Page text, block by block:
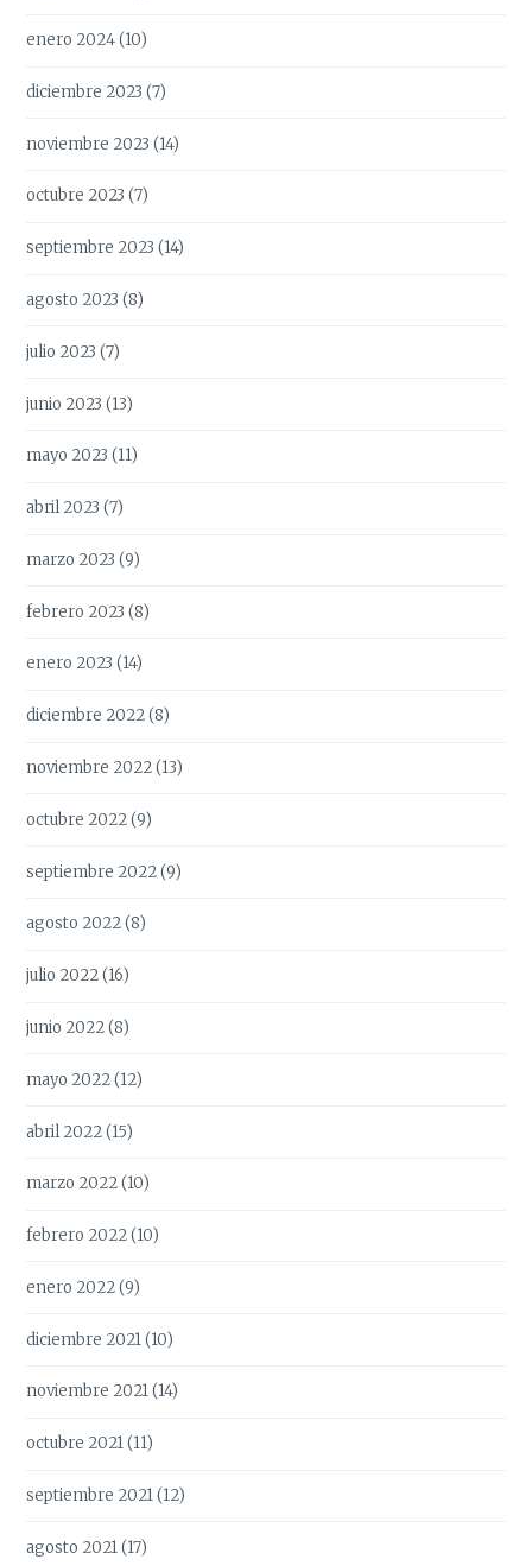
enero 2024(10)
diciembre 2023 (7)
noviembre 2023 (14)
octubre 2023 (7)
septiembre 2023 (14)
agosto 2023 (8)
julio 2023 (7)
junio 2023 (13)
mayo 2023 (11)
abril 2023 (7)
marzo 2023 (9)
febrero 2023 (8)
enero 2023 (14)
diciembre 2022(8)
noviembre 2022(13)
octubre 2022(9)
septiembre 2022(9)
agosto 2022(8)
julio 2022(16)
junio 2022(8)
mayo 2022(12)
abril 2022(15)
marzo 2022(10)
febrero 2022(10)
enero 2022(9)
diciembre 2021(10)
noviembre 2021(14)
octubre 2021(11)
septiembre 2021(12)
agosto 2021(17)